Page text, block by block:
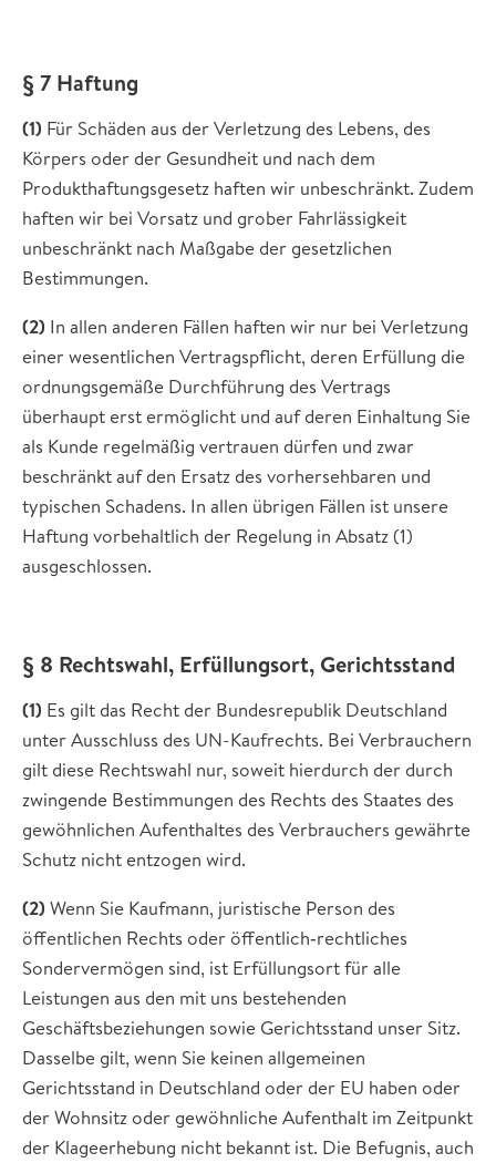
§ 7 Haftung
(1) Für Schäden aus der Verletzung des Lebens, des
Körpers oder der Gesundheit und nach dem
Produkthaftungsgesetz haften wir unbeschränkt. Zudem
haften wir bei Vorsatz und grober Fahrlässigkeit
unbeschränkt nach Maßgabe der gesetzlichen
Bestimmungen.
(2) In allen anderen Fällen haften wir nur bei Verletzung
einer wesentlichen Vertragspflicht, deren Erfüllung die
ordnungsgemäße Durchführung des Vertrags
überhaupt erst ermöglicht und auf deren Einhaltung Sie
als Kunde regelmäßig vertrauen dürfen und zwar
beschränkt auf den Ersatz des vorhersehbaren und
typischen Schadens. In allen übrigen Fällen ist unsere
Haftung vorbehaltlich der Regelung in Absatz (1)
ausgeschlossen.
§ 8 Rechtswahl, Erfüllungsort, Gerichtsstand
(1) Es gilt das Recht der Bundesrepublik Deutschland
unter Ausschluss des UN-Kaufrechts. Bei Verbrauchern
gilt diese Rechtswahl nur, soweit hierdurch der durch
zwingende Bestimmungen des Rechts des Staates des
gewöhnlichen Aufenthaltes des Verbrauchers gewährte
Schutz nicht entzogen wird.
(2) Wenn Sie Kaufmann, juristische Person des
öffentlichen Rechts oder öffentlich‐rechtliches
Sondervermögen sind, ist Erfüllungsort für alle
Leistungen aus den mit uns bestehenden
Geschäftsbeziehungen sowie Gerichtsstand unser Sitz.
Dasselbe gilt, wenn Sie keinen allgemeinen
Gerichtsstand in Deutschland oder der EU haben oder
der Wohnsitz oder gewöhnliche Aufenthalt im Zeitpunkt
der Klageerhebung nicht bekannt ist. Die Befugnis, auch